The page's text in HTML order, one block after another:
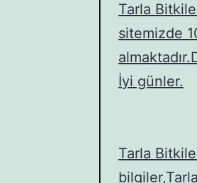
Tarla
sitemizde
İyi günler.
Tarla